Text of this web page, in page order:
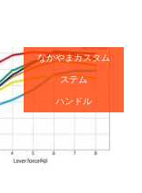
なかやまカスタム
ステム
ハンドル